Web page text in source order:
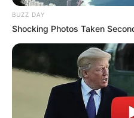
BUZZ DAY
Shocking Photos Taken